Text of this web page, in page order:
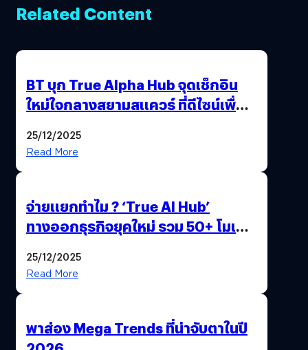
Related Content
BT บุก True Alpha Hub จุดเช็กอิน
ใหม่ใจกลางสยามสแควร์ ที่ดีไซน์เพื่อ
25/12/2025
Read More
จ่ายแยกทำไม ? ‘True AI Hub’
ทางออกธุรกิจยุคใหม่ รวม 50+ โมเดล
25/12/2025
Read More
พาส่อง Mega Trends ที่น่าจับตาในปี